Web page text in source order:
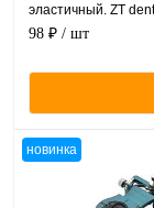
эластичный. ZT
98 ₽ / шт
новинка